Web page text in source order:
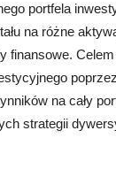
portfela
na różne
finansowe.
na cały
strategii